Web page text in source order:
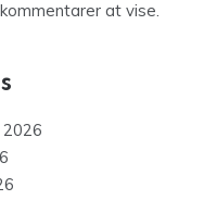
at vise.